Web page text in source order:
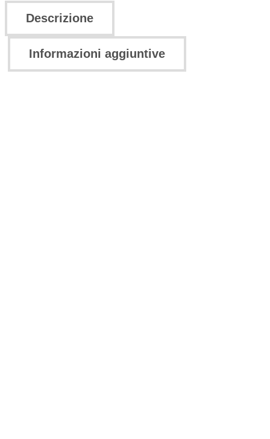
Descrizione
Informazioni aggiuntive